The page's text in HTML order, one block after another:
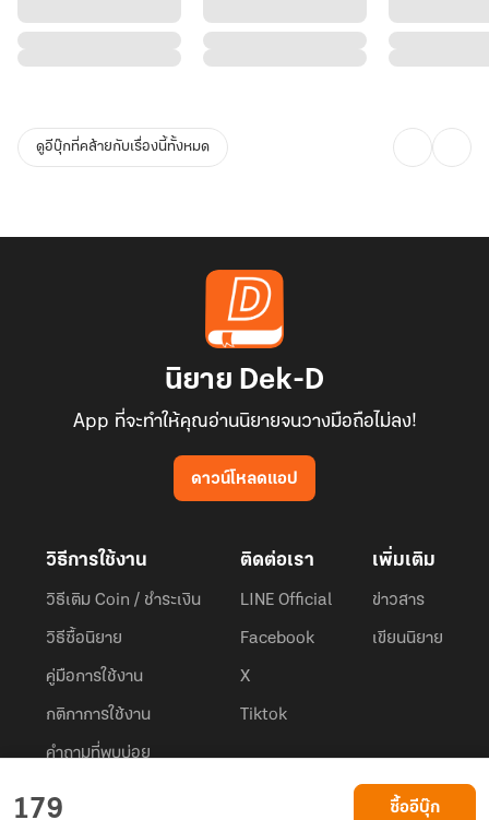
179 ซื้ออีบุ๊ก
ดูอีบุ๊กที่คล้ายกับเรื่องนี้ทั้งหมด
นิยาย Dek-D
App ที่จะทำให้คุณอ่านนิยายจนวางมือถือไม่ลง!
ดาวน์โหลดแอป
วิธีการใช้งาน
วิธีเติม Coin / ชำระเงิน
วิธีซื้อนิยาย
คู่มือการใช้งาน
กติกาการใช้งาน
คำถามที่พบบ่อย
ติดต่อเรา
LINE Official
Facebook
X
Tiktok
เพิ่มเติม
ข่าวสาร
เขียนนิยาย
Dek-D.com ใช้คุกกี้เพื่อพัฒนาประสบการณ์ของ ผู้ใช้ให้ดียิ่งขึ้น
ยอมรับ